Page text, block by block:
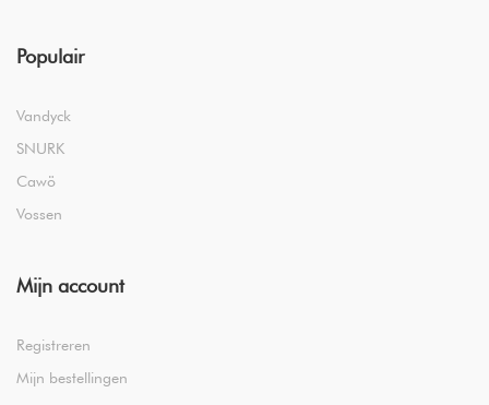
Populair
Vandyck
SNURK
Cawö
Vossen
Mijn account
Registreren
Mijn bestellingen